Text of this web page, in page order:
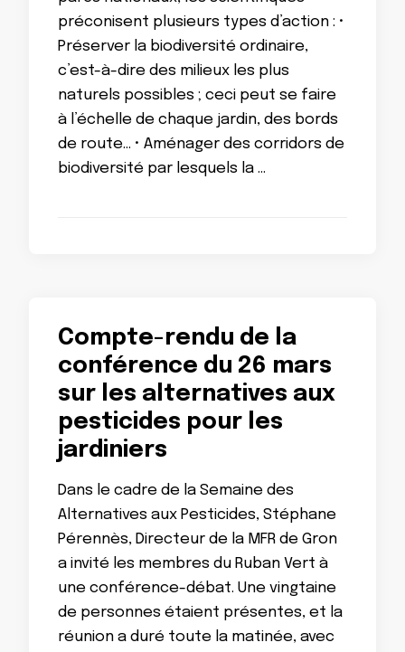
préconisent plusieurs types d’action : •
Préserver la biodiversité ordinaire,
c’est-à-dire des milieux les plus
naturels possibles ; ceci peut se faire
à l’échelle de chaque jardin, des bords
de route… • Aménager des corridors de
biodiversité par lesquels la …
Compte-rendu de la
conférence du 26 mars
sur les alternatives aux
pesticides pour les
jardiniers
Dans le cadre de la Semaine des
Alternatives aux Pesticides, Stéphane
Pérennès, Directeur de la MFR de Gron
a invité les membres du Ruban Vert à
une conférence-débat. Une vingtaine
de personnes étaient présentes, et la
réunion a duré toute la matinée, avec